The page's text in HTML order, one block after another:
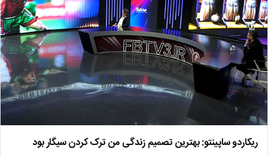
ریکاردو ساپینتو: بهترین تصمیم زندگی من ترک کردن سیگار بود